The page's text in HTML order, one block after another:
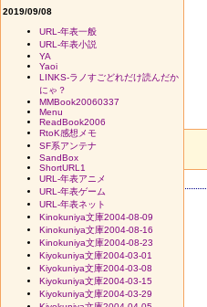
2019/09/08
URL-年表一般
URL-年表小説
YA
Yaoi
LINKS-ラノすごどれだけ読んだか
にゃ？
MMBook20060337
Menu
ReadBook2006
RtoK感想メモ
SF系アンテナ
SandBox
ShortURL1
URL-年表アニメ
URL-年表ゲーム
URL-年表ネット
Kinokuniya文庫2004-08-09
Kinokuniya文庫2004-08-16
Kinokuniya文庫2004-08-23
Kiyokuniya文庫2004-03-01
Kiyokuniya文庫2004-03-08
Kiyokuniya文庫2004-03-15
Kiyokuniya文庫2004-03-29